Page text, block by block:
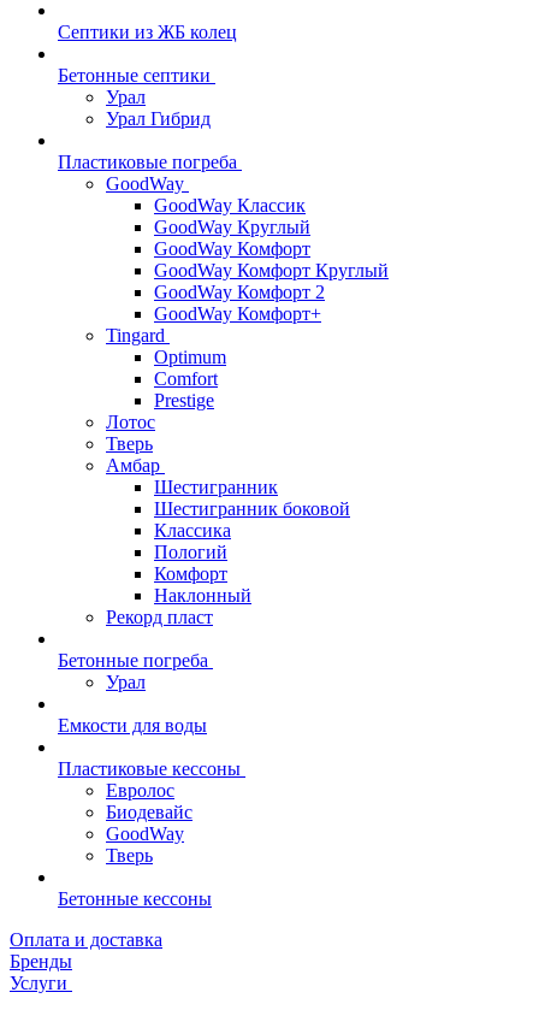
Септики из ЖБ колец
Бетонные септики
Урал
Урал Гибрид
Пластиковые погреба
GoodWay
GoodWay Классик
GoodWay Круглый
GoodWay Комфорт
GoodWay Комфорт Круглый
GoodWay Комфорт 2
GoodWay Комфорт+
Tingard
Optimum
Comfort
Prestige
Лотос
Тверь
Амбар
Шестигранник
Шестигранник боковой
Классика
Пологий
Комфорт
Наклонный
Рекорд пласт
Бетонные погреба
Урал
Емкости для воды
Пластиковые кессоны
Евролос
Биодевайс
GoodWay
Тверь
Бетонные кессоны
Оплата и доставка
Бренды
Услуги